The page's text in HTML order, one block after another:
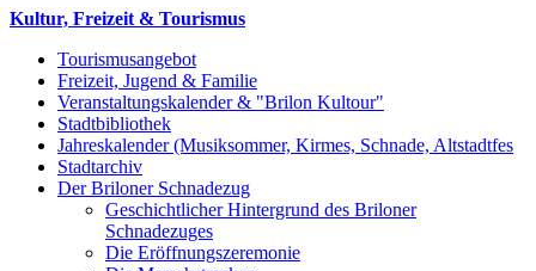
Kultur, Freizeit & Tourismus
Tourismusangebot
Freizeit, Jugend & Familie
Veranstaltungskalender & "Brilon Kultour"
Stadtbibliothek
Jahreskalender (Musiksommer, Kirmes, Schnade, Altstadtfes
Stadtarchiv
Der Briloner Schnadezug
Geschichtlicher Hintergrund des Briloner
Schnadezuges
Die Eröffnungszeremonie